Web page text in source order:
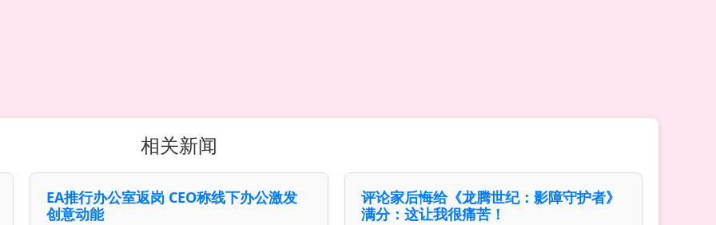
相关新闻
EA推行办公室返岗 CEO称线下办公激发
创意动能
评论家后悔给《龙腾世纪：影障守护者》
满分：这让我很痛苦！